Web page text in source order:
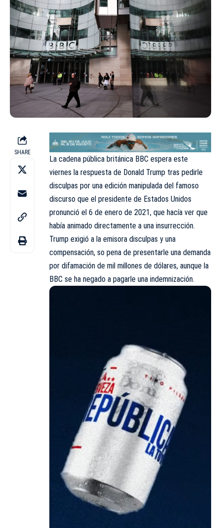
SHARE
La cadena pública británica BBC espera este
viernes la respuesta de Donald Trump tras pedirle
disculpas por una edición manipulada del famoso
discurso que el presidente de Estados Unidos
pronunció el 6 de enero de 2021, que hacía ver que
había animado directamente a una insurrección.
Trump exigió a la emisora disculpas y una
compensación, so pena de presentarle una demanda
por difamación de mil millones de dólares, aunque la
BBC se ha negado a pagarle una indemnización.